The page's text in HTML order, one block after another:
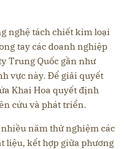
nghệ tách chiết kim loại
tay các doanh nghiệp
Trung Quốc gần như
vực này. Để giải quyết
Khai Hoa quyết định
cứu và phát triển.
năm thử nghiệm các
liệu, kết hợp giữa phương